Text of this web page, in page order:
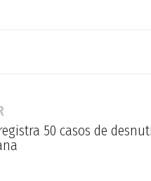
50 casos de